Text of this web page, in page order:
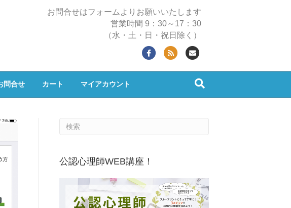
お問合せはフォームよりお願いいたします
営業時間 9：30～17：30
（水・土・日・祝日除く）
FacebookRss
問合せ カート マイアカウント
公認心理師WEB講座！